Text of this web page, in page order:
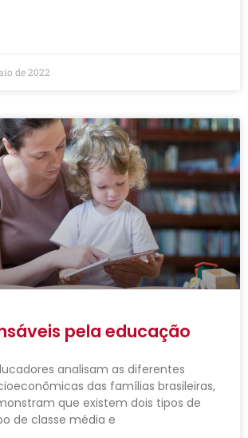
de 2022
pela educação
analisam as diferentes
das famílias brasileiras,
que existem dois tipos de
de classe média e